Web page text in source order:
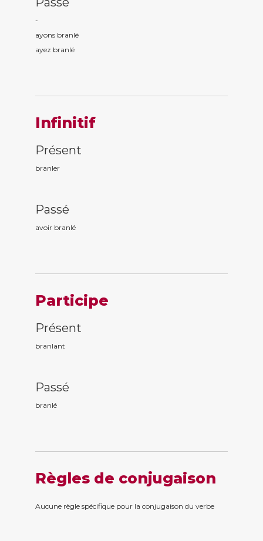
-
ayons branlé
ayez branlé
Infinitif
Présent
branler
Passé
avoir branlé
Participe
Présent
branlant
Passé
branlé
Règles de conjugaison
Aucune règle spécifique pour la conjugaison du verbe